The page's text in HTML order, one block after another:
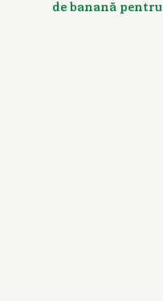
de banană